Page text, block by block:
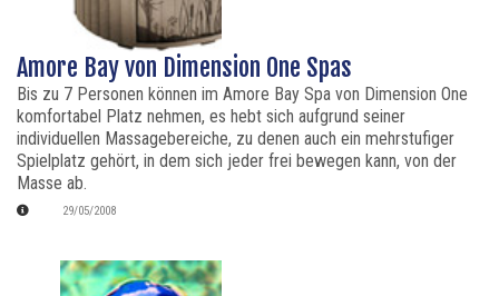
Amore Bay von Dimension One Spas
Bis zu 7 Personen können im Amore Bay Spa von Dimension One
komfortabel Platz nehmen, es hebt sich aufgrund seiner
individuellen Massagebereiche, zu denen auch ein mehrstufiger
Spielplatz gehört, in dem sich jeder frei bewegen kann, von der
Masse ab.
29/05/2008